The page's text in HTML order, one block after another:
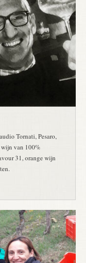
Tornati, Pesaro,
van 100%
31, orange wijn